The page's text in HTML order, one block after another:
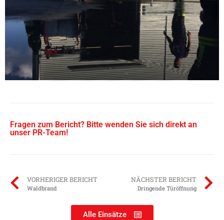
Fragen zum Bericht? Bitte wenden Sie sich direkt an
unser PR-Team!
VORHERIGER BERICHT
Waldbrand
NÄCHSTER BERICHT
Dringende Türöffnung
Alle Einsätze